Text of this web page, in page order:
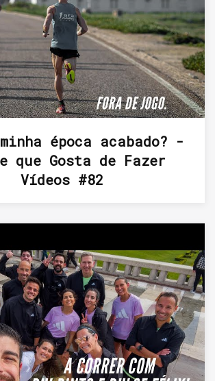
época acabado? -
que Gosta de Fazer
Vídeos #82